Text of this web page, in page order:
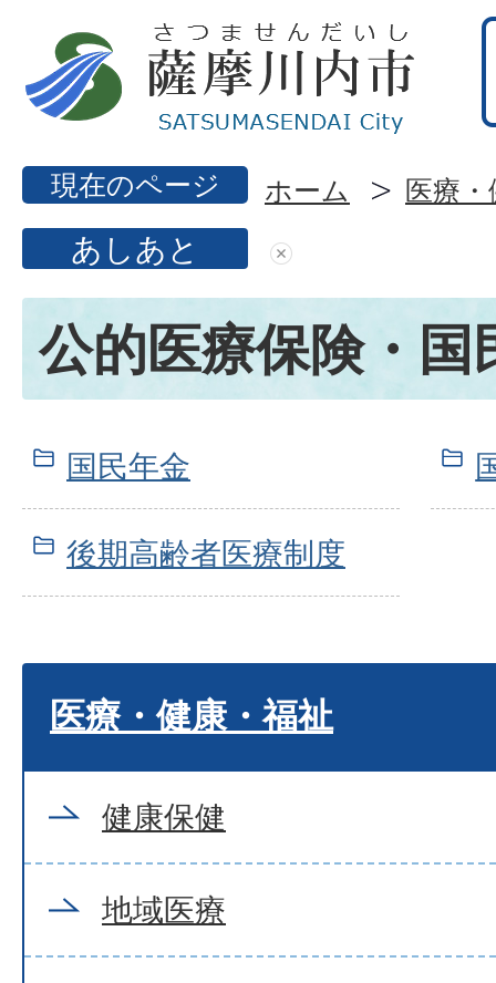
現在のページ ホーム 医療
あしあと
公的医療保険・国
国民年金
後期高齢者医療制度
医療・健康・福祉
健康保健
地域医療